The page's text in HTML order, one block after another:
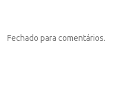
Fechado para comentários.